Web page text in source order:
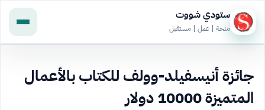
ستودي شووت
منحة | عمل | مستقبل
جائزة أنيسفيلد-وولف للكتاب بالأعمال
المتميزة 10000 دولار